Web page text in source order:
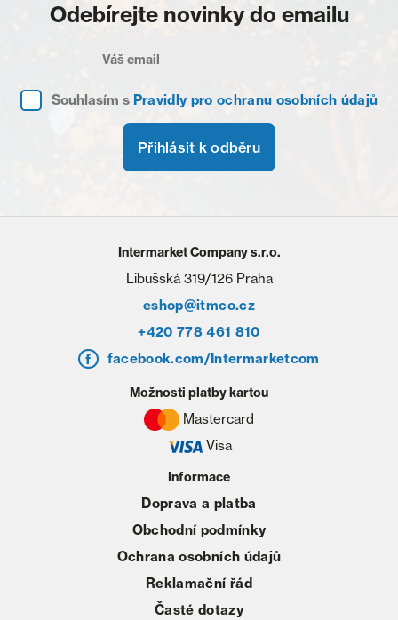
Odebírejte novinky do emailu
Souhlasím s Pravidly pro ochranu osobních údajů
Přihlásit k odběru
Intermarket Company s.r.o.
Libušská 319/126 Praha
eshop@itmco.cz
+420 778 461 810
facebook.com/Intermarketcom
Informace
Doprava a platba
Obchodní podmínky
Ochrana osobních údajů
Reklamační řád
Časté dotazy
Možnosti platby kartou
Mastercard
Visa